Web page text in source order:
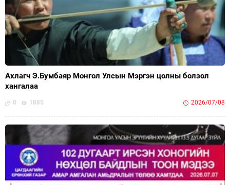
Ахлагч Э.Бумбаяр Монгол Улсын Мэргэн цолны болзол
хангалаа
0 1885 2026/07/08